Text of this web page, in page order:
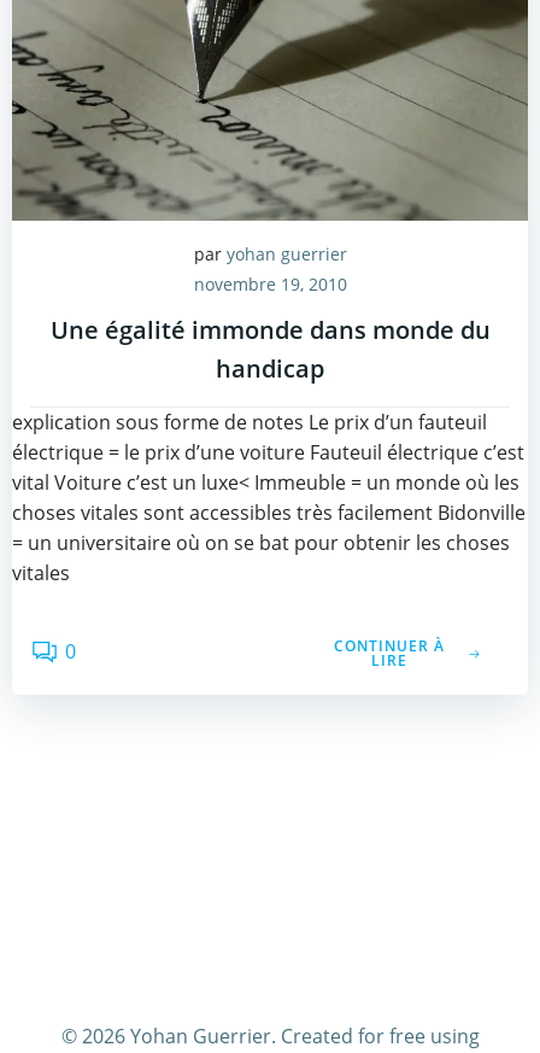
par yohan guerrier
novembre 19, 2010
Une égalité immonde dans monde du
handicap
explication sous forme de notes Le prix d’un fauteuil
électrique = le prix d’une voiture Fauteuil électrique c’est
vital Voiture c’est un luxe< Immeuble = un monde où les
choses vitales sont accessibles très facilement Bidonville
= un universitaire où on se bat pour obtenir les choses
vitales
0 CONTINUER À
LIRE
© 2026 Yohan Guerrier. Created for free using